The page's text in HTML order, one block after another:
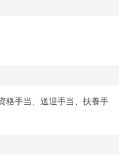
格手当、送迎手当、扶養手